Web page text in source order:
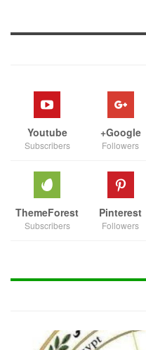
Google+
Followers
Youtube
Subscribers
Pinterest
Followers
ThemeForest
Subscribers